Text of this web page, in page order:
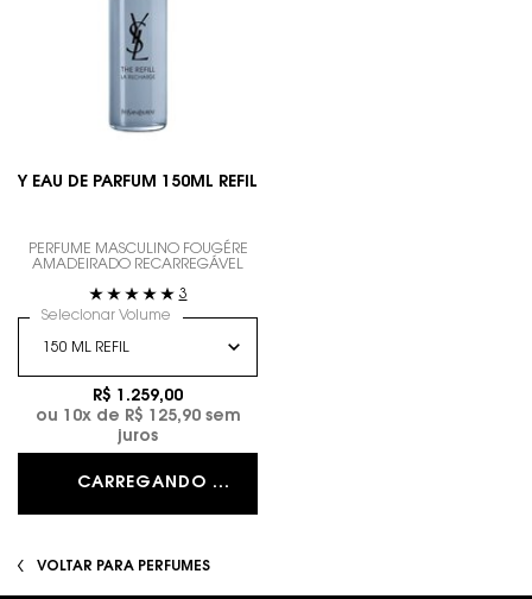
Y EAU DE PARFUM 150ML REFIL
PERFUME MASCULINO FOUGÉRE
AMADEIRADO RECARREGÁVEL
3
Selecionar Volume
R$ 1.259,00
ou 10x de R$ 125,90sem
juros
CARREGANDO ...
VOLTAR PARA PERFUMES